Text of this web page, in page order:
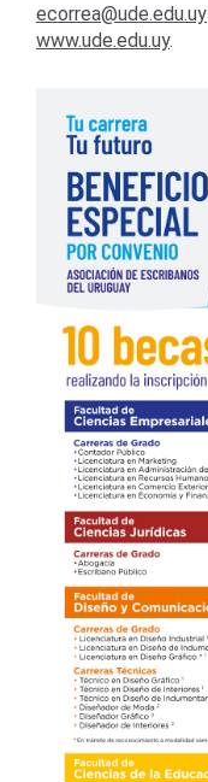
ecorrea@ude.edu.uy
www.ude.edu.uy.